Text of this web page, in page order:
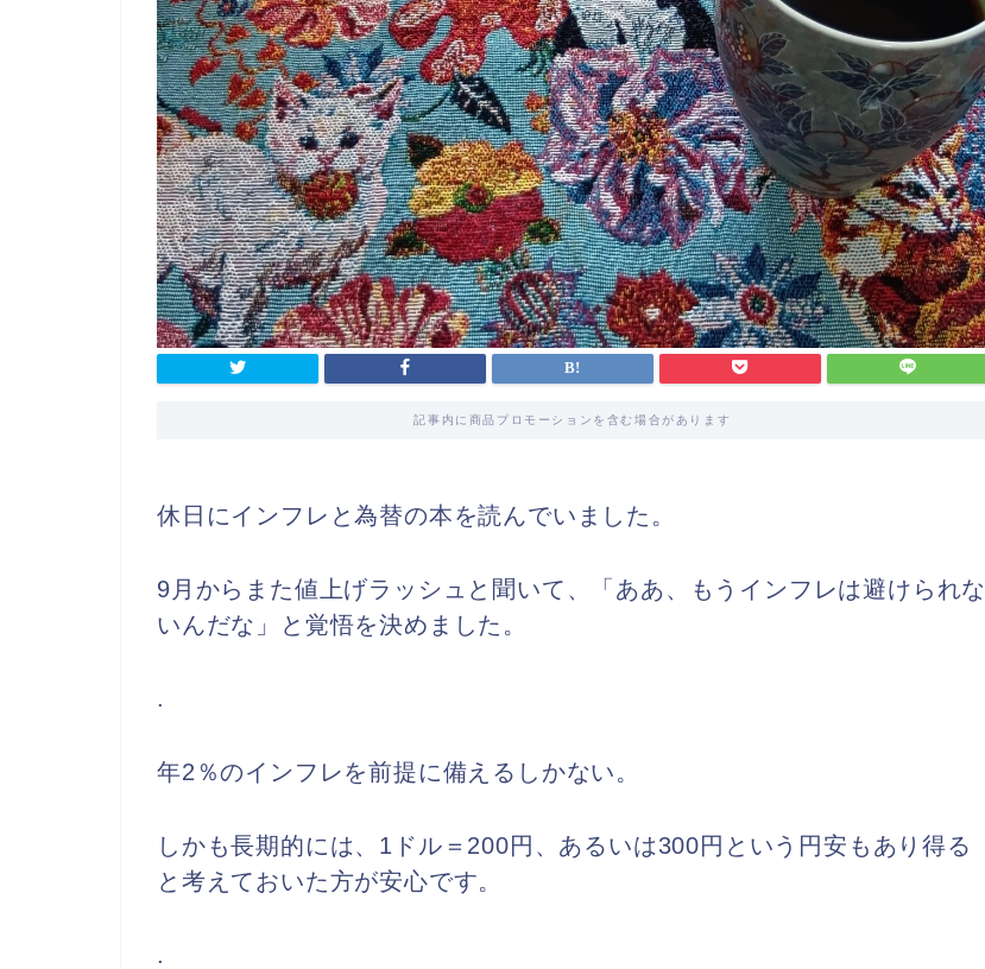
記事内に商品プロモーションを含む場合があります
休日にインフレと為替の本を読んでいました。
9月からまた値上げラッシュと聞いて、「ああ、もうインフレは避けられな
いんだな」と覚悟を決めました。
.
年2％のインフレを前提に備えるしかない。
しかも長期的には、1ドル＝200円、あるいは300円という円安もあり得る
と考えておいた方が安心です。
.